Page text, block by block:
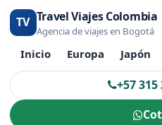
TV Travel Viajes Colombia
Agencia de viajes en Bogotá
Inicio Europa Japón
+57 315